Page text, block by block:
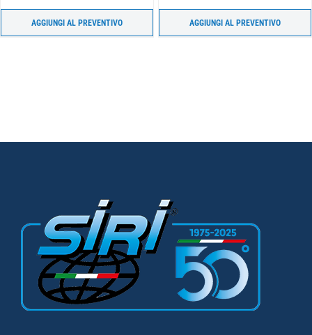
AGGIUNGI AL PREVENTIVO AGGIUNGI AL PREVENTIVO